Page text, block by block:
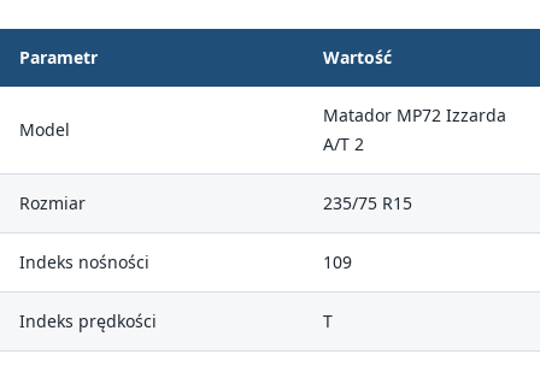
Parametr Wartość
Model
Matador MP72 Izzarda
A/T 2
Rozmiar 235/75 R15
Indeks nośności 109
Indeks prędkości T